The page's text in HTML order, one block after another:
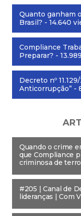
Quanto ganham
Brasil? - 14.640
Compliance
Preparar? -
Decreto nº
Anticorrupção” -
Quando o crime
que Compliance
criminosa de
#205 | Canal de
lideranças | Com